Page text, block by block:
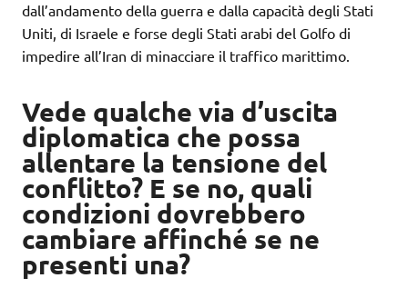
dall’andamento della guerra e dalla capacità degli Stati
Uniti, di Israele e forse degli Stati arabi del Golfo di
impedire all’Iran di minacciare il traffico marittimo.
Vede qualche via d’uscita
diplomatica che possa
allentare la tensione del
conflitto? E se no, quali
condizioni dovrebbero
cambiare affinché se ne
presenti una?